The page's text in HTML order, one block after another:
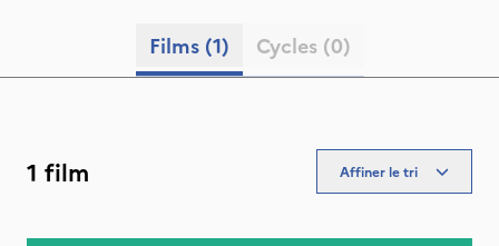
Films (1) Cycles (0)
1 film Affiner le tri